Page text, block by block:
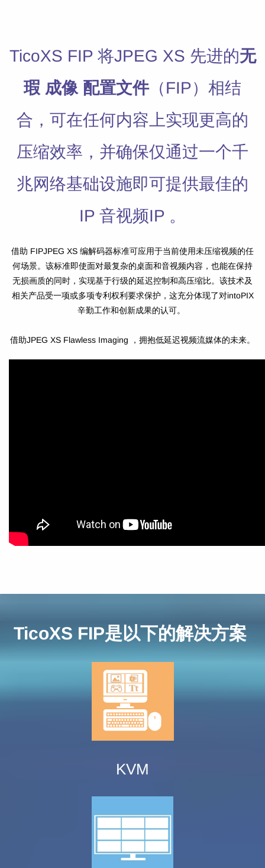
​TicoXS FIP 将JPEG XS 先进的无
瑕 成像 配置文件（FIP）相结
合，可在任何内容上实现更高的
压缩效率，并确保仅通过一个千
兆网络基础设施即可提供最佳的
IP 音视频IP 。
借助 FIPJPEG XS 编解码器标准可应用于当前使用未压缩视频的任
何场景。该标准即使面对最复杂的桌面和音视频内容，也能在保持
无损画质的同时，实现基于行级的延迟控制和高压缩比。该技术及
相关产品受一项或多项专利权利要求保护，这充分体现了对intoPIX
辛勤工作和创新成果的认可。
借助JPEG XS Flawless Imaging ，拥抱低延迟视频流媒体的未来。
TicoXS FIP是以下的解决方案
KVM